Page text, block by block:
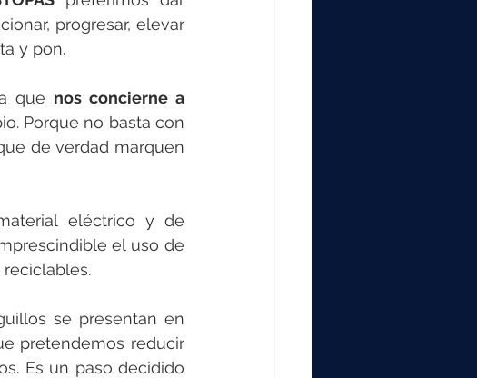
progresar, elevar
y pon.
que nos concierne a
Porque no basta con
de verdad marquen
eléctrico y de
pretendemos reducir
Es un paso decidido